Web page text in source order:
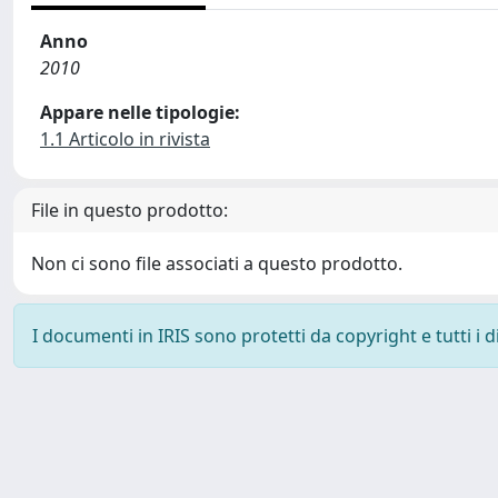
Anno
2010
Appare nelle tipologie:
1.1 Articolo in rivista
File in questo prodotto:
Non ci sono file associati a questo prodotto.
I documenti in IRIS sono protetti da copyright e tutti i